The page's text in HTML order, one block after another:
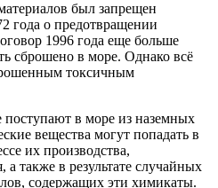
был запрещен
года о предотвращении
1996 года еще больше
сброшено в море. Однако всё
токсичным
в море из наземных
вещества могут попадать в
их производства,
а также в результате случайных
содержащих эти химикаты.